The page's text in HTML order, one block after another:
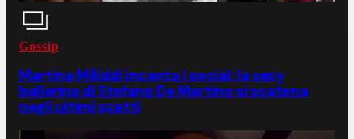
Gossip
Martina Miliddi incanta i social: la sexy
ballerina di Stefano De Martino si scatena
negli ultimi scatti